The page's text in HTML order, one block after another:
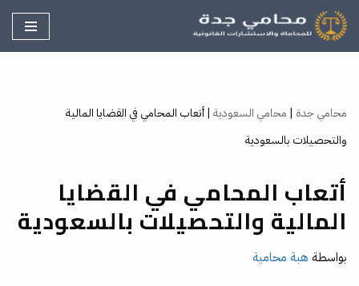
تخطى
محامي جدة | محامي السعودية |أتعاب المحامي في القضايا المالية
والتحصيلات بالسعودية
أتعاب المحامي في القضايا
المالية والتحصيلات بالسعودية
بواسطة هبة محامية